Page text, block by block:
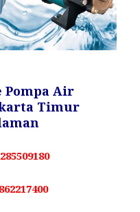
Pompa Air
Timur